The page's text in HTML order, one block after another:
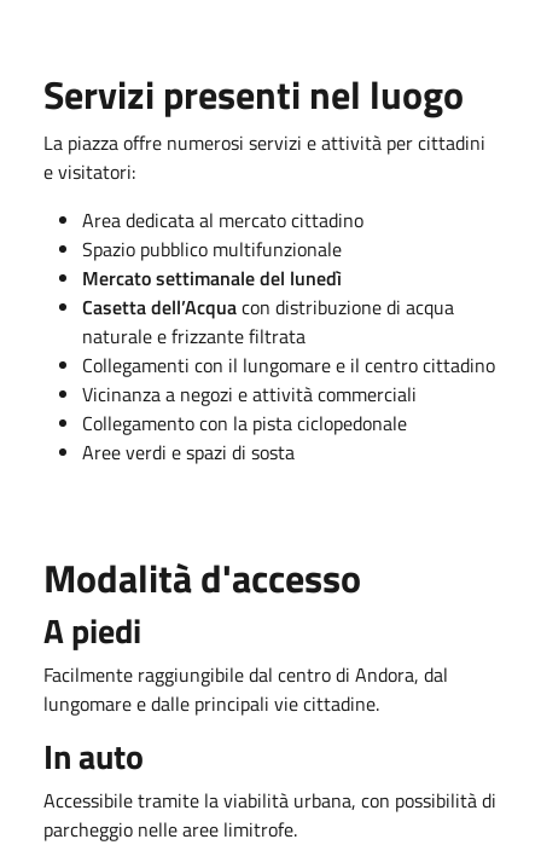
Servizi presenti nel luogo
La piazza offre numerosi servizi e attività per cittadini
e visitatori:
Area dedicata al mercato cittadino
Spazio pubblico multifunzionale
Mercato settimanale del lunedì
Casetta dell’Acquacon distribuzione di acqua
naturale e frizzante filtrata
Collegamenti con il lungomare e il centro cittadino
Vicinanza a negozi e attività commerciali
Collegamento con la pista ciclopedonale
Aree verdi e spazi di sosta
Modalità d'accesso
A piedi
Facilmente raggiungibile dal centro di Andora, dal
lungomare e dalle principali vie cittadine.
In auto
Accessibile tramite la viabilità urbana, con possibilità di
parcheggio nelle aree limitrofe.